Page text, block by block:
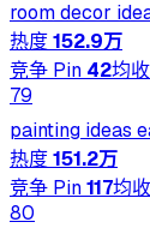
room decor
热度152.9万
竞争 Pin 42均
79
painting ideas
热度151.2万
竞争 Pin117均
80